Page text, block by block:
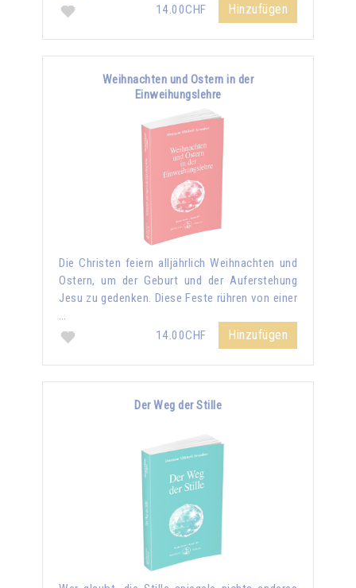
14.00CHF
Hinzufügen
Weihnachten und Ostern in der
Einweihungslehre
Die Christen feiern alljährlich Weihnachten und
Ostern, um der Geburt und der Auferstehung
Jesu zu gedenken. Diese Feste rühren von einer
14.00CHF
Hinzufügen
Der Weg der Stille